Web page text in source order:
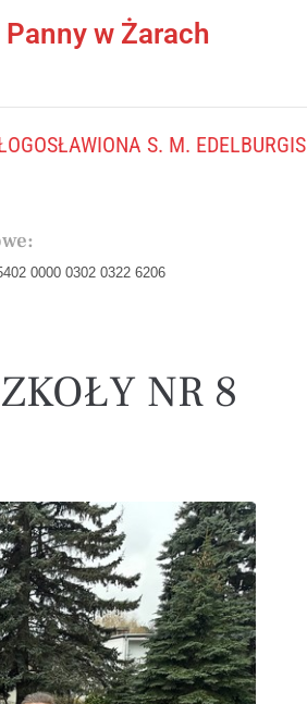
w Żarach
S. M. EDELBURGIS
0000 0302 0322 6206
NR 8